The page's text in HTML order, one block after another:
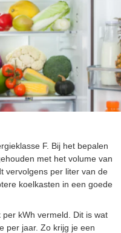
F. Bij het bepalen
met het volume van
vervolgens per liter van de
koelkasten in een goede
kWh vermeld. Dit is wat
per jaar. Zo krijg je een